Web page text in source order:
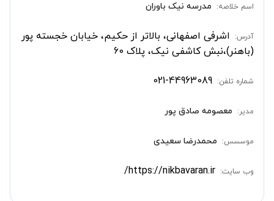
اسم خلاصه: مدرسه نیک باوران
آدرس:
اشرفی اصفهانی، بالاتر از حکیم، خیابان خجسته پور
(باهنر)،نبش کاشفی نیک، پلاک 60
شماره تلفن: 021-44963089
مدیر: معصومه صادق پور
موسسس: محمدرضا سعیدی
وب سایت: https://nikbavaran.ir/